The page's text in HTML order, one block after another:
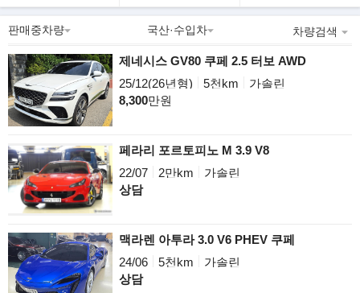
차량검색
제네시스 GV80 쿠페 2.5 터보 AWD
25/12(26년형)
5천km
가솔린
8,300만원
페라리 포르토피노 M 3.9 V8
22/07
2만km
가솔린
상담
맥라렌 아투라 3.0 V6 PHEV 쿠페
24/06
5천km
가솔린
상담